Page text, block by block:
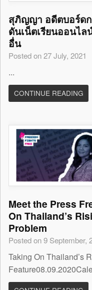
สุภิญญา อดีตบอร์ด
ดันเน็ตเรียนออนไ
อื่น
Posted on 27 July, 2021
...
CONTINUE READING
Meet the Press
On Thailand’s
Problem
Posted on 9 September,
Taking On Thailand’s